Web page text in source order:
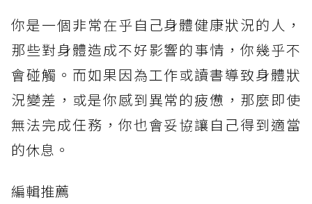
你是一個非常在乎自己身體健康狀況的人，
那些對身體造成不好影響的事情，你幾乎不
會碰觸。而如果因為工作或讀書導致身體狀
況變差，或是你感到異常的疲憊，那麼即使
無法完成任務，你也會妥協讓自己得到適當
的休息。
編輯推薦